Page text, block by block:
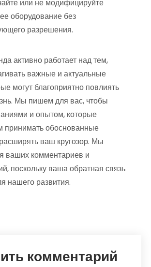
или не модифицируйте
оборудование без
разрешения.
активно работает над тем,
важные и актуальные
могут благоприятно повлиять
Мы пишем для вас, чтобы
и опытом, которые
принимать обоснованные
ваш кругозор. Мы
ваших комментариев и
поскольку ваша обратная связь
нашего развития.
комментарий